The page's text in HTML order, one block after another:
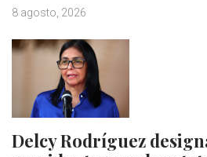
8 agosto, 2026
Delcy Rodríguez